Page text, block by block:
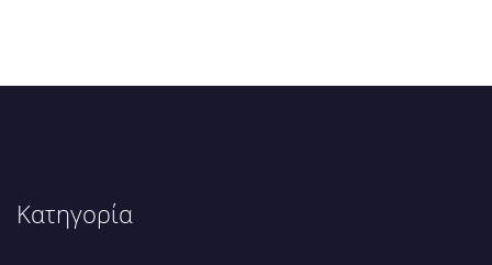
Κατηγορία